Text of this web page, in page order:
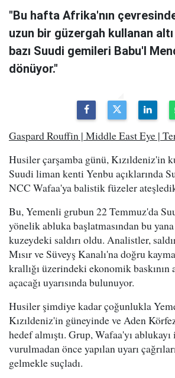
"Bu hafta Afrika'nın
uzun bir güzergah kullanan
bazı Suudi gemileri Babu'l
dönüyor."
Gaspard Rouffin | Middle East Eye |
Husiler çarşamba günü, Kızıldeniz'in
Suudi liman kenti Yenbu açıklarında
NCC Wafaa'ya balistik füzeler
Bu, Yemenli grubun 22 Temmuz'da
yönelik abluka başlatmasından bu
kuzeydeki saldırı oldu. Analistler,
Mısır ve Süveyş Kanalı'na doğru
krallığı üzerindeki ekonomik baskının
açacağı uyarısında bulunuyor.
Husiler şimdiye kadar çoğunlukla
Kızıldeniz'in güneyinde ve Aden
hedef almıştı. Grup, Wafaa'yı
vurulmadan önce yapılan uyarı
gelmekle suçladı.